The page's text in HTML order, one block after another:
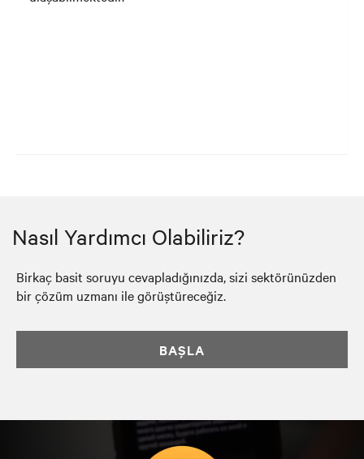
Nasıl Yardımcı Olabiliriz?
Birkaç basit soruyu cevapladığınızda, sizi sektörünüzden
bir çözüm uzmanı ile görüştüreceğiz.
BAŞLA